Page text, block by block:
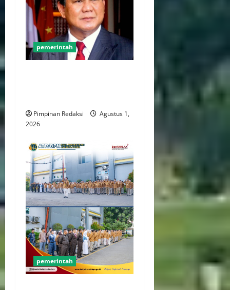
pemerintah
Pimpinan Redaksi
Agustus 1,
2026
pemerintah